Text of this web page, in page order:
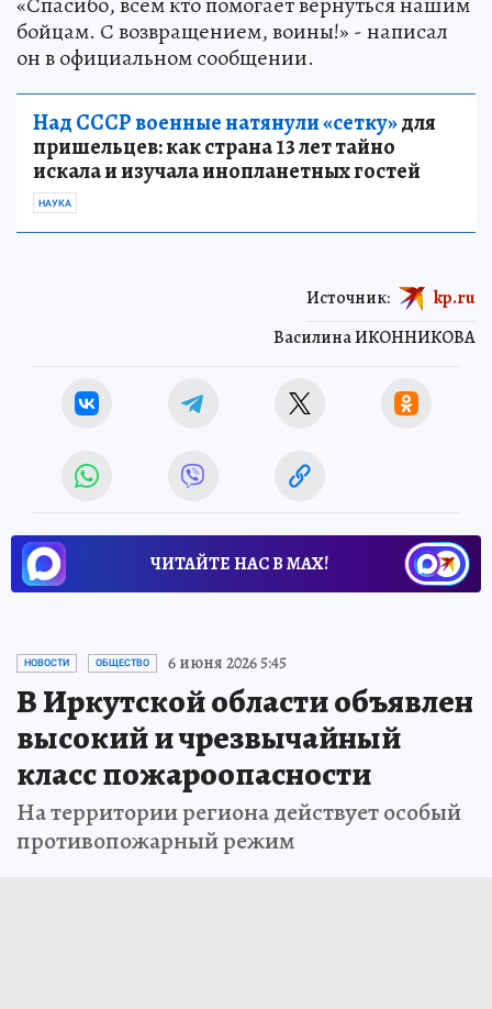
бойцам. С возвращением, воины!» - написал
он в официальном сообщении.
Над СССР военные натянули «сетку»для
пришельцев: как страна 13 лет тайно
искала и изучала инопланетных гостей
НАУКА
Василина ИКОННИКОВА
Источник: kp.ru
ЧИТАЙТЕ НАС В МАХ!
НОВОСТИ ОБЩЕСТВО 6 июня 2026 5:45
В Иркутской области объявлен
высокий и чрезвычайный
класс пожароопасности
На территории региона действует особый
противопожарный режим